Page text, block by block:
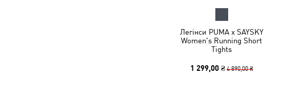
Легінси PUMA x SAYSKY
Women's Running Short
Tights
1 299,00 ₴ 4 890,00 ₴